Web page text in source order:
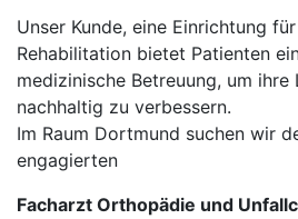
Unser Kunde, eine Einrichtung
Rehabilitation bietet Patienten
medizinische Betreuung, um ihre
nachhaltig zu verbessern.
Im Raum Dortmund suchen wir
engagierten
Facharzt Orthopädie und